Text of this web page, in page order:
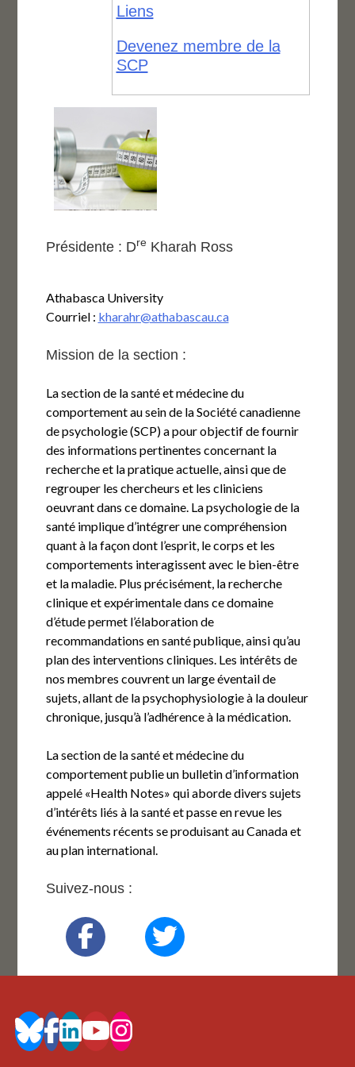
Liens
Devenez membre de la
SCP
Présidente : DreKharah Ross
Athabasca University
Courriel : kharahr@athabascau.ca
Mission de la section :
La section de la santé et médecine du
comportementau sein de la Société canadienne
de psychologie (SCP) a pour objectif de fournir
des informations pertinentes concernant la
recherche et la pratique actuelle, ainsi que de
regrouper les chercheurs et les cliniciens
oeuvrant dans ce domaine. La psychologie de la
santé implique d’intégrer une compréhension
quant à la façon dont l’esprit, le corps et les
comportements interagissent avec le bien-être
et la maladie. Plus précisément, la recherche
clinique et expérimentale dans ce domaine
d’étude permet l’élaboration de
recommandations en santé publique, ainsi qu’au
plan des interventions cliniques. Les intérêts de
nos membres couvrent un large éventail de
sujets, allant de la psychophysiologie à la douleur
chronique, jusqu’à l’adhérence à la médication.
La section de la santé et médecine du
comportementpublie un bulletin d’information
appelé «Health Notes» qui aborde divers sujets
d’intérêts liés à la santé et passe en revue les
événements récents se produisant au Canada et
au plan international.
Suivez-nous :